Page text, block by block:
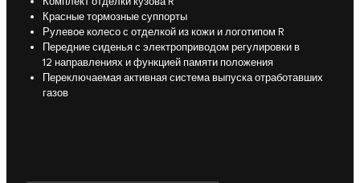
Красные тормозные суппорты
Рулевое колесо с отделкой из кожи и логотипом R
Передние сиденья с электроприводом регулировки в
12 направлениях и функцией памяти положения
Переключаемая активная система выпуска отработавших
газов